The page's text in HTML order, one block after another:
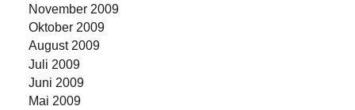
November 2009
Oktober 2009
August 2009
Juli 2009
Juni 2009
Mai 2009